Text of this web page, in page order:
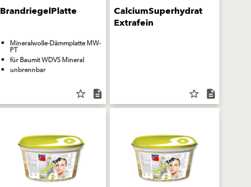
BrandriegelPlatte
Mineralwolle-Dämmplatte MW-
PT
für Baumit WDVS Mineral
unbrennbar
star_border description
CalciumSuperhydrat
Extrafein
star_border description